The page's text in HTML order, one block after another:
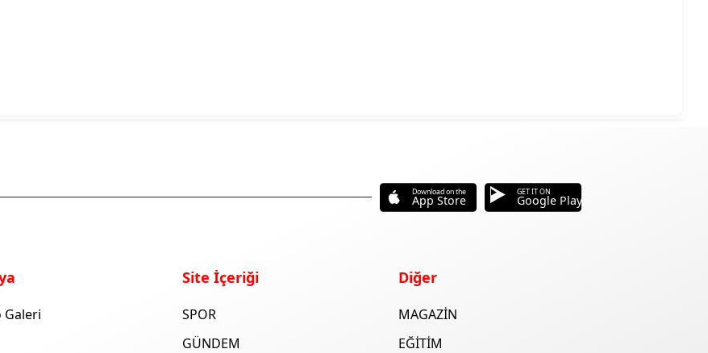
Download on the
App Store
GET IT ON
Google Play
Galeri
Site İçeriği
SPOR
GÜNDEM
Diğer
MAGAZİN
EĞİTİM